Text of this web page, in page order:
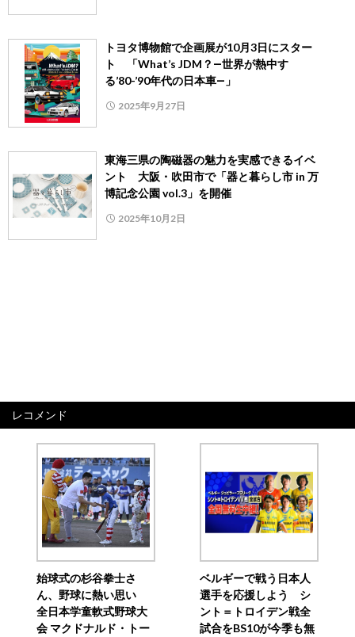
トヨタ博物館で企画展が10月3日にスター
ト 「What’s JDM？―世界が熱中す
る’80-’90年代の日本車―」
2025年9月27日
東海三県の陶磁器の魅力を実感できるイベ
ント 大阪・吹田市で「器と暮らし市 in 万
博記念公園 vol.3」を開催
2025年10月2日
レコメンド
始球式の杉谷拳士さ
ん、野球に熱い思い
全日本学童軟式野球大
会 マクドナルド・トー
ベルギーで戦う日本人
選手を応援しよう シ
ント＝トロイデン戦全
試合をBS10が今季も無